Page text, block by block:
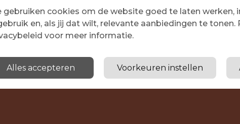
Email:
info@maaikebergsma.com
Donderdag
Vrijdag
Zondag
gebruiken cookies om de website goed te laten werken,
en, als jij dat wilt, relevante aanbiedingen te tonen.
voor meer informatie.
Alles accepteren Voorkeuren instellen